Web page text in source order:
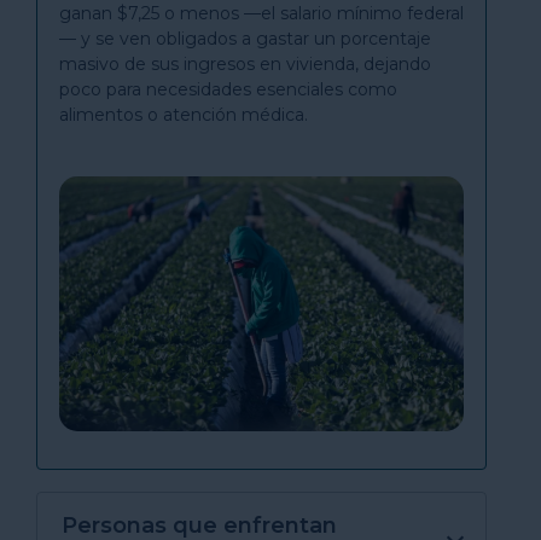
ganan $7,25 o menos —el salario mínimo federal
— y se ven obligados a gastar un porcentaje
masivo de sus ingresos en vivienda, dejando
poco para necesidades esenciales como
alimentos o atención médica.
Personas que enfrentan